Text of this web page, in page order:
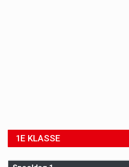
1E KLASSE